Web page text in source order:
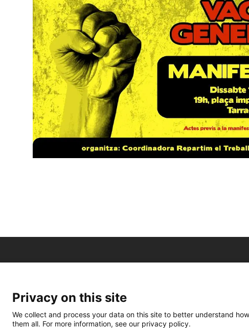
Privacy on this site
We collect and process your data on this site to better understand
them all. For more information, see our privacy policy.